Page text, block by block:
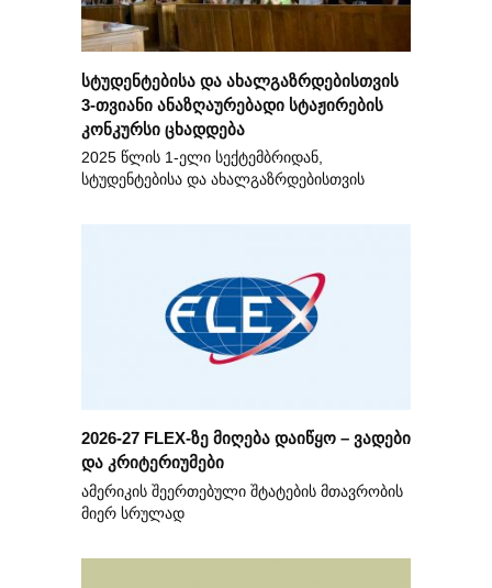
სტუდენტებისა და ახალგაზრდებისთვის
3-თვიანი ანაზღაურებადი სტაჟირების
კონკურსი ცხადდება
2025 წლის 1-ელი სექტემბრიდან,
სტუდენტებისა და ახალგაზრდებისთვის
2026-27 FLEX-ზე მიღება დაიწყო – ვადები
და კრიტერიუმები
ამერიკის შეერთებული შტატების მთავრობის
მიერ სრულად